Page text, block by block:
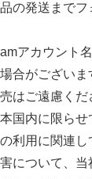
の発送まで
アカウント
合がございま
はご遠慮くだ
国内に限らせ
利用に関連
について、